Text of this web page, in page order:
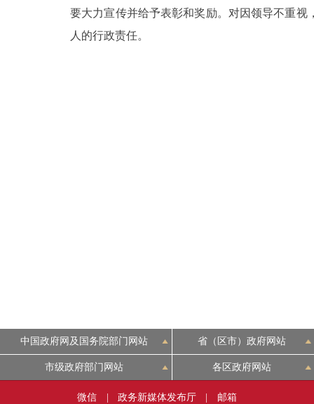
要大力宣传并给予表彰和奖励。对因领导不重
人的行政责任。
中国政府网及国务院部门网站 省（区市）政府网站
市级政府部门网站 各区政府网站
微信 政务新媒体发布厅 邮箱